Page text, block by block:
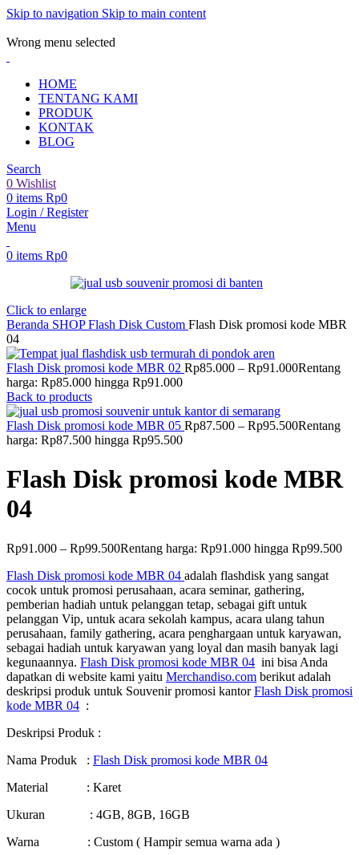
Skip to navigation Skip to main content
Wrong menu selected
HOME
TENTANG KAMI
PRODUK
KONTAK
BLOG
Search
0 Wishlist
0 items Rp0
Login / Register
Menu
0 items Rp0
Click to enlarge
Beranda SHOPFlash Disk Custom Flash Disk promosi kode MBR
04
Flash Disk promosi kode MBR 02 Rp85.000 – Rp91.000Rentang
harga: Rp85.000 hingga Rp91.000
Back to products
Flash Disk promosi kode MBR 05 Rp87.500 – Rp95.500Rentang
harga: Rp87.500 hingga Rp95.500
Flash Disk promosi kode MBR
04
Rp91.000 – Rp99.500Rentang harga: Rp91.000 hingga Rp99.500
Flash Disk promosi kode MBR 04 adalah flashdisk yang sangat
cocok untuk promosi perusahaan, acara seminar, gathering,
pemberian hadiah untuk pelanggan tetap, sebagai gift untuk
pelanggan Vip, untuk acara sekolah kampus, acara ulang tahun
perusahaan, family gathering, acara penghargaan untuk karyawan,
sebagai hadiah untuk karyawan yang loyal dan masih banyak lagi
kegunaannya. Flash Disk promosi kode MBR 04 ini bisa Anda
dapatkan di website kami yaitu Merchandiso.com berikut adalah
deskripsi produk untuk Souvenir promosi kantorFlash Disk promosi
kode MBR 04 :
Deskripsi Produk :
Nama Produk : Flash Disk promosi kode MBR 04
Material : Karet
Ukuran : 4GB, 8GB, 16GB
Warna : Custom ( Hampir semua warna ada )